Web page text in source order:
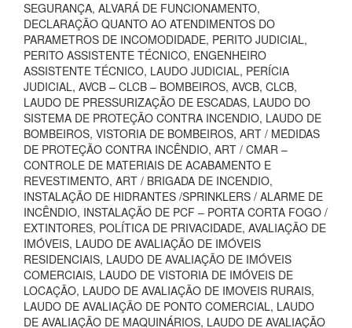
SEGURANÇA, ALVARÁ DE FUNCIONAMENTO,
DECLARAÇÃO QUANTO AO ATENDIMENTOS DO
PARAMETROS DE INCOMODIDADE, PERITO JUDICIAL,
PERITO ASSISTENTE TÉCNICO, ENGENHEIRO
ASSISTENTE TÉCNICO, LAUDO JUDICIAL, PERÍCIA
JUDICIAL, AVCB – CLCB – BOMBEIROS, AVCB, CLCB,
LAUDO DE PRESSURIZAÇÃO DE ESCADAS, LAUDO DO
SISTEMA DE PROTEÇÃO CONTRA INCENDIO, LAUDO DE
BOMBEIROS, VISTORIA DE BOMBEIROS, ART / MEDIDAS
DE PROTEÇÃO CONTRA INCÊNDIO, ART / CMAR –
CONTROLE DE MATERIAIS DE ACABAMENTO E
REVESTIMENTO, ART / BRIGADA DE INCENDIO,
INSTALAÇÃO DE HIDRANTES /SPRINKLERS / ALARME DE
INCÊNDIO, INSTALAÇÃO DE PCF – PORTA CORTA FOGO /
EXTINTORES, POLÍTICA DE PRIVACIDADE, AVALIAÇÃO DE
IMÓVEIS, LAUDO DE AVALIAÇÃO DE IMÓVEIS
RESIDENCIAIS, LAUDO DE AVALIAÇÃO DE IMÓVEIS
COMERCIAIS, LAUDO DE VISTORIA DE IMÓVEIS DE
LOCAÇÃO, LAUDO DE AVALIAÇÃO DE IMOVEIS RURAIS,
LAUDO DE AVALIAÇÃO DE PONTO COMERCIAL, LAUDO
DE AVALIAÇÃO DE MAQUINÁRIOS, LAUDO DE AVALIAÇÃO